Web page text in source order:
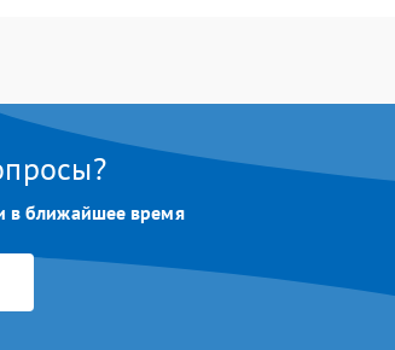
1 год 2000 ₽
в ближайшее время